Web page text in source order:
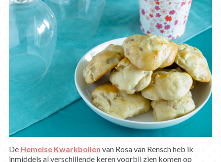
De Hemelse Kwarkbollen van Rosa van Rensch heb ik
inmiddels al verschillende keren voorbij zien komen op